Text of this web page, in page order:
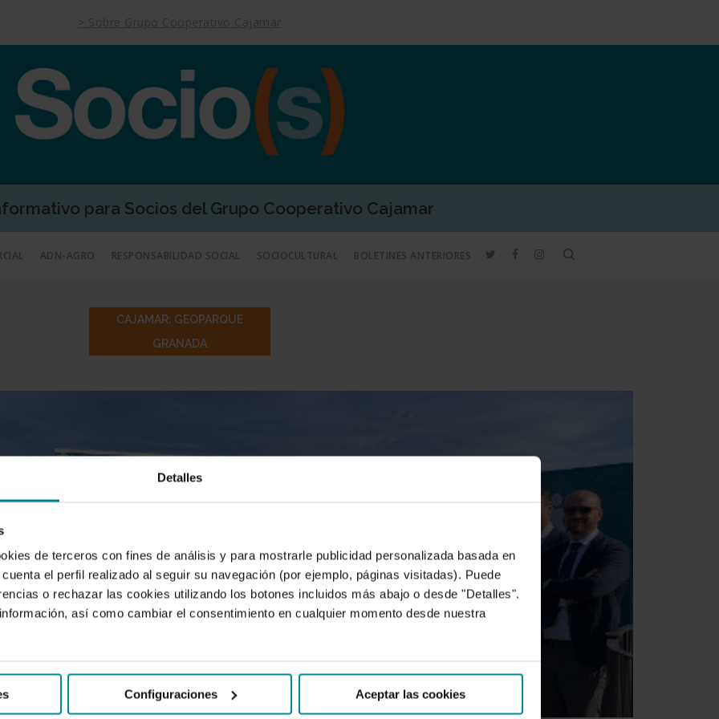
Detalles
de terceros con fines de análisis y para mostrarle publicidad personalizada basada en
el perfil realizado al seguir su navegación (por ejemplo, páginas visitadas). Puede
o rechazar las cookies utilizando los botones incluidos más abajo o desde "Detalles".
así como cambiar el consentimiento en cualquier momento desde nuestra
Configuraciones Aceptar las cookies
para Socios del Grupo Cooperativo Cajamar
ADN-AGRO RESPONSABILIDAD SOCIAL SOCIOCULTURAL BOLETINES ANTERIORES TWITTERFACEBOOKINSTAGRAM
CAJAMAR: GEOPARQUE
GRANADA